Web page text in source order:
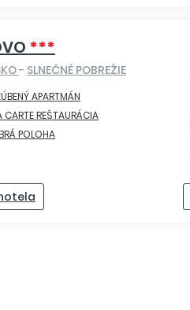
***
- SLNEČNÉ POBREŽIE
APARTMÁN
CARTE REŠTAURÁCIA
POLOHA